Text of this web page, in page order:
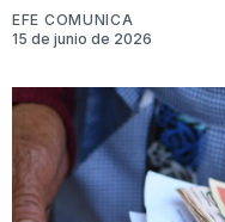
EFE COMUNICA
15 de junio de 2026